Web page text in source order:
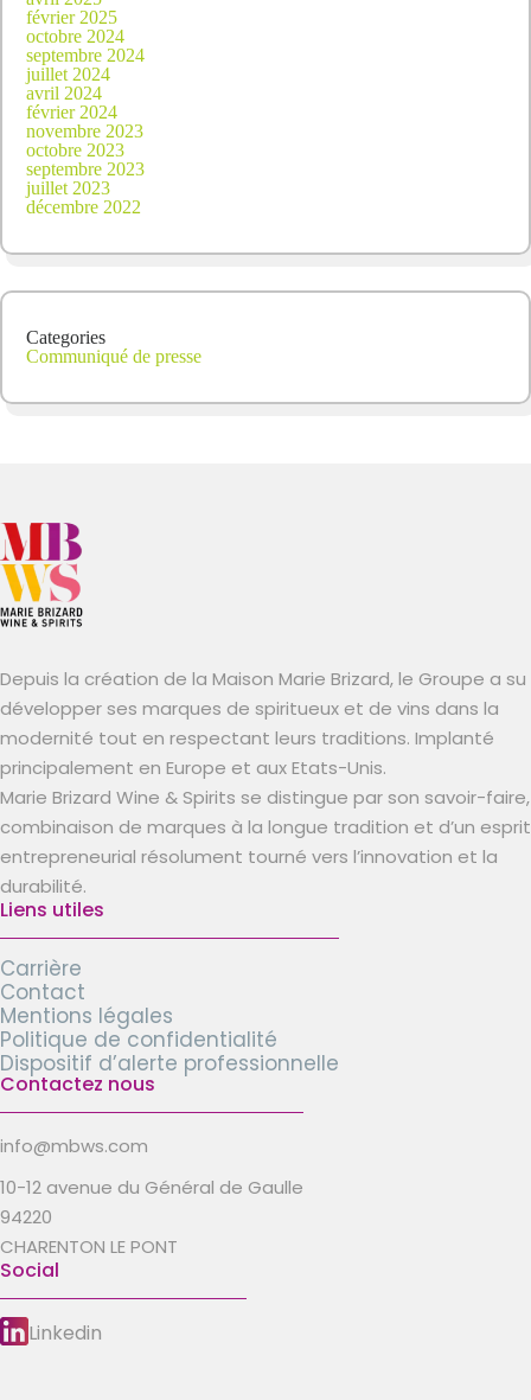
février 2025
octobre 2024
septembre 2024
juillet 2024
avril 2024
février 2024
novembre 2023
octobre 2023
septembre 2023
juillet 2023
décembre 2022
Categories
Communiqué de presse
Depuis la création de la Maison Marie Brizard, le Groupe a su
développer ses marques de spiritueux et de vins dans la
modernité tout en respectant leurs traditions. Implanté
principalement en Europe et aux Etats-Unis.
Marie Brizard Wine & Spirits se distingue par son savoir-faire,
combinaison de marques à la longue tradition et d’un esprit
entrepreneurial résolument tourné vers l’innovation et la
durabilité.
Liens utiles
Carrière
Contact
Mentions légales
Politique de confidentialité
Dispositif d’alerte professionnelle
Contactez nous
info@mbws.com
10-12 avenue du Général de Gaulle
94220
CHARENTON LE PONT
Social
Linkedin